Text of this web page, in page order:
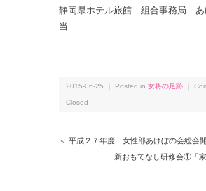
静岡県ホテル旅館 組合事務局 あ
当
2015-06-25 ｜ Posted in 女将の足跡
Closed
＜ 平成２７年度 女性部あけぼの会総会
新おもてなし研修会①「